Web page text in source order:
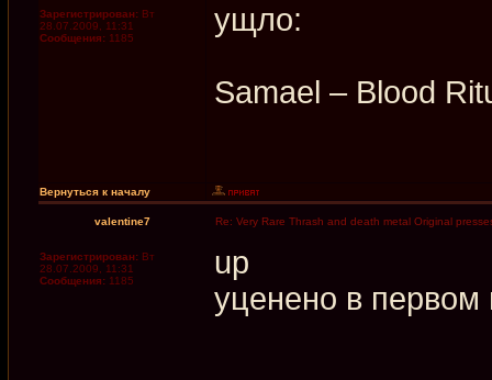
Зарегистрирован: Вт
28.07.2009, 11:31
Сообщения: 1185
ущло:
Samael ‎– Blood
Вернуться к началу
valentine7 Re: Very Rare Thrash and death metal Original
Зарегистрирован: Вт
28.07.2009, 11:31
Сообщения: 1185
up
уценено в первом